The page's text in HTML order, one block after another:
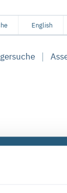
English